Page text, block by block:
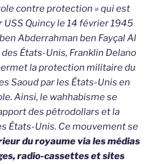
contre protection » qui est
Quincy le 14 février 1945
Abderrahman ben Fayçal Al
États-Unis, Franklin Delano
la protection militaire du
Saoud par les États-Unis en
Ainsi, le wahhabisme se
des pétrodollars et la
États-Unis. Ce mouvement se
du royaume via les médias
radio-cassettes et sites